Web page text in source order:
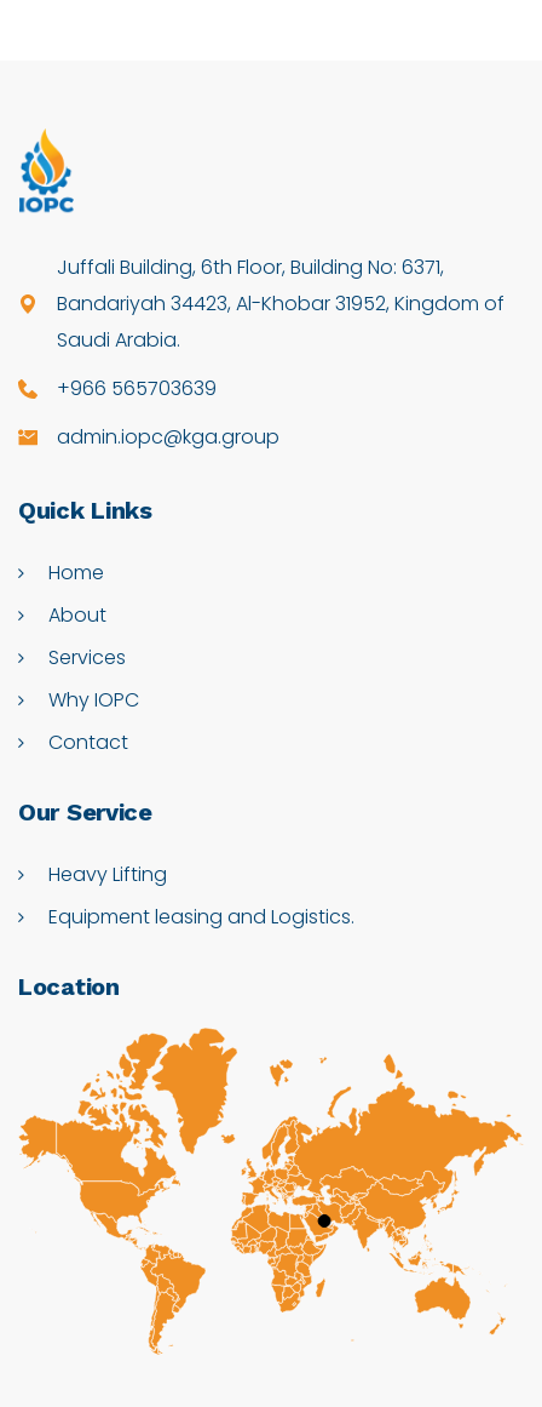
Juffali Building, 6th Floor, Building No: 6371,
Bandariyah 34423, Al-Khobar 31952, Kingdom of
Saudi Arabia.
+966 565703639
admin.iopc@kga.group
Quick Links
Home
About
Services
Why IOPC
Contact
Our Service
Heavy Lifting
Equipment leasing and Logistics.
Location